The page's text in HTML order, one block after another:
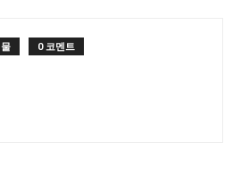
0 코멘트